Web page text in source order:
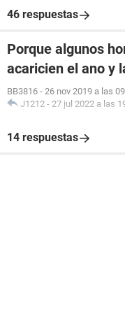
46 respuestas
Porque algunos
acaricien el ano y
BB3816 - 26 nov 2019 a las
J1212 - 27 jul 2022 a las
14 respuestas